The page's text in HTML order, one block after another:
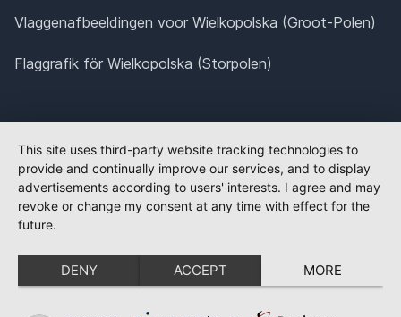
Vlaggenafbeeldingen voor Wielkopolska (Groot-Polen)
Flaggrafik för Wielkopolska (Storpolen)
This site uses third-party website tracking technologies to
provide and continually improve our services, and to display
advertisements according to users' interests. I agree and may
revoke or change my consent at any time with effect for the
future.
DENY ACCEPT MORE